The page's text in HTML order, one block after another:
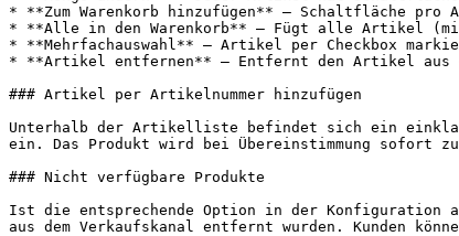
* **Zum Warenkorb hinzufügen** — Schaltfläche
* **Alle in den Warenkorb** — Fügt alle Artikel
* **Mehrfachauswahl** — Artikel per Checkbox
* **Artikel entfernen** — Entfernt den Artikel aus
### Artikel per Artikelnummer hinzufügen
Unterhalb der Artikelliste befindet sich ein
ein. Das Produkt wird bei Übereinstimmung sofort
### Nicht verfügbare Produkte
Ist die entsprechende Option in der
aus dem Verkaufskanal entfernt wurden. Kunden